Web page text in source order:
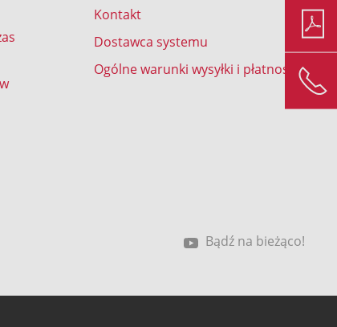
Kontakt
Dostawca systemu
Ogólne warunki wysyłki i płatności
Bądź na bieżąco!